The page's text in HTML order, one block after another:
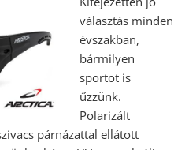
választás minden
évszakban,
bármilyen
sportot is
űzzünk.
Polarizált
párnázattal ellátott